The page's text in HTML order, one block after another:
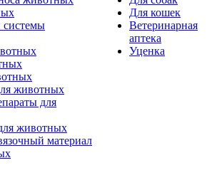
системы
животных
для
животных
материал
Для кошек
Ветеринарная
аптека
Уценка